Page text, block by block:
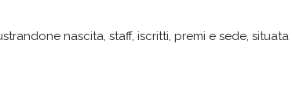
nascita, staff, iscritti, premi e sede,